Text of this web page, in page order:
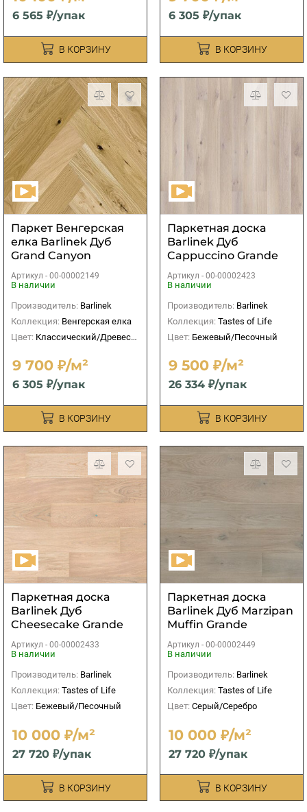
6 565 ₽/упак
В КОРЗИНУ
6 305 ₽/упак
В КОРЗИНУ
Паркет Венгерская
елка Barlinek Дуб
Grand Canyon
Артикул - 00-00002149
В наличии
Производитель: Barlinek
Коллекция: Венгерская елка
Цвет: Классический/Древесный
9 700 ₽/м²
6 305 ₽/упак
В КОРЗИНУ
Паркетная доска
Barlinek Дуб
Cappuccino Grande
Артикул - 00-00002423
В наличии
Производитель: Barlinek
Коллекция: Tastes of Life
Цвет: Бежевый/Песочный
9 500 ₽/м²
26 334 ₽/упак
В КОРЗИНУ
Паркетная доска
Barlinek Дуб
Cheesecake Grande
Артикул - 00-00002433
В наличии
Производитель: Barlinek
Коллекция: Tastes of Life
Цвет: Бежевый/Песочный
10 000 ₽/м²
27 720 ₽/упак
В КОРЗИНУ
Паркетная доска
Barlinek Дуб Marzipan
Muffin Grande
Артикул - 00-00002449
В наличии
Производитель: Barlinek
Коллекция: Tastes of Life
Цвет: Серый/Серебро
10 000 ₽/м²
27 720 ₽/упак
В КОРЗИНУ